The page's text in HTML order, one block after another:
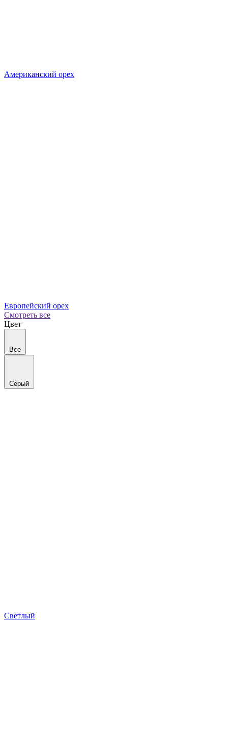
Американский орех
Европейский орех
Смотреть все
Цвет
Все
Серый
Светлый